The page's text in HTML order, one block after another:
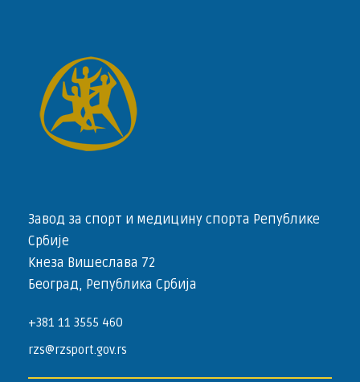
Завод за спорт и медицину спорта Републике
Србије
Кнеза Вишеслава 72
Београд, Република Србија
+381 11 3555 460
rzs@rzsport.gov.rs